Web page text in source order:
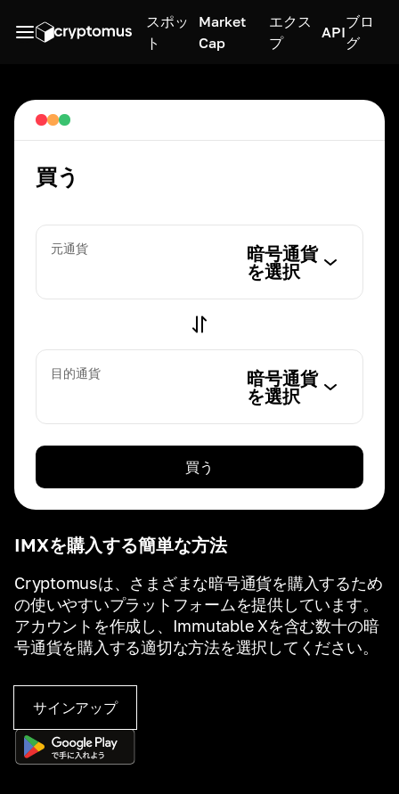
スポッ
ト
Market
Cap
エクス
プ
API
ブロ
グ
IMXを購入する簡単な方法
Cryptomusは、さまざまな暗号通貨を購入するため
の使いやすいプラットフォームを提供しています。
アカウントを作成し、Immutable Xを含む数十の暗
号通貨を購入する適切な方法を選択してください。
サインアップ
買う
元通貨
暗号通貨
を選択
目的通貨
暗号通貨
を選択
買う